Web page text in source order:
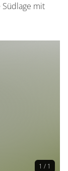
Südlage mit
1 / 1